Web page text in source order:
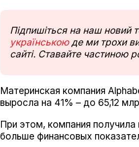
Підпишіться на наш новий
українськоюде ми трохи
сайті. Ставайте частиною
Материнская компания
выросла на 41% – до 65,12
При этом, компания
больше финансовых